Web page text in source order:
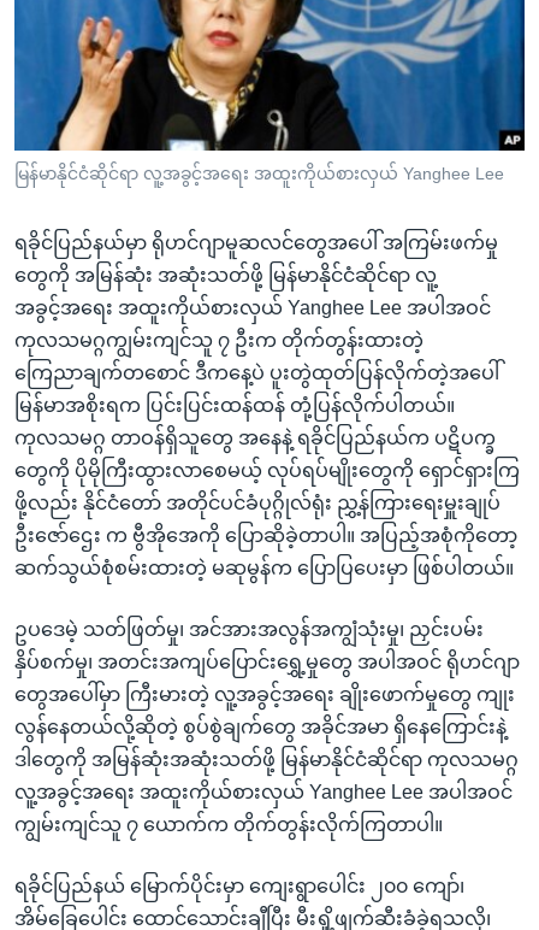
စာမျက်နှာ
ကြည့်
ရှာဖွေ
ရန်
နေရာ
သို့
ကျော်
ရန်
သုတပဒေသာ အင်္ဂလိပ်စာ
Learning English
ဗွီအိုအေ လူမှုကွန်ယက်များ
ဘာသာစကားများ
မြန်မာနိုင်ငံဆိုင်ရာ လူ့အခွင့်အရေး အထူးကိုယ်စားလှယ် Yanghee Lee
ရခိုင်ပြည်နယ်မှာ ရိုဟင်ဂျာမူဆလင်တွေအပေါ် အကြမ်းဖက်မှု
တွေကို အမြန်ဆုံး အဆုံးသတ်ဖို့ မြန်မာနိုင်ငံဆိုင်ရာ လူ့
အခွင့်အရေး အထူးကိုယ်စားလှယ် Yanghee Lee အပါအဝင်
ကုလသမဂ္ဂကျွမ်းကျင်သူ ၇ ဦးက တိုက်တွန်းထားတဲ့
ကြေညာချက်တစောင် ဒီကနေ့ပဲ ပူးတွဲထုတ်ပြန်လိုက်တဲ့အပေါ်
မြန်မာအစိုးရက ပြင်းပြင်းထန်ထန် တုံ့ပြန်လိုက်ပါတယ်။
ကုလသမဂ္ဂ တာဝန်ရှိသူတွေ အနေနဲ့ ရခိုင်ပြည်နယ်က ပဋိပက္ခ
တွေကို ပိုမိုကြီးထွားလာစေမယ့် လုပ်ရပ်မျိုးတွေကို ရှောင်ရှားကြ
ဖို့လည်း နိုင်ငံတော် အတိုင်ပင်ခံပုဂ္ဂိုလ်ရုံး ညွှ့န်ကြားရေးမှူးချုပ်
ဦးဇော်ဌေး က ဗွီအိုအေကို ပြောဆိုခဲ့တာပါ။ အပြည့်အစုံကိုတော့
ဆက်သွယ်စုံစမ်းထားတဲ့ မဆုမွန်က ပြောပြပေးမှာ ဖြစ်ပါတယ်။
ဥပဒေမဲ့ သတ်ဖြတ်မှု၊ အင်အားအလွန်အကျွံသုံးမှု၊ ညှင်းပမ်း
နှိပ်စက်မှု၊ အတင်းအကျပ်ပြောင်းရွှေ့မှုတွေ အပါအဝင် ရိုဟင်ဂျာ
တွေအပေါ်မှာ ကြီးမားတဲ့ လူ့အခွင့်အရေး ချိုးဖောက်မှုတွေ ကျုး
လွန်နေတယ်လို့ဆိုတဲ့ စွပ်စွဲချက်တွေ အခိုင်အမာ ရှိနေကြောင်းနဲ့
ဒါတွေကို အမြန်ဆုံးအဆုံးသတ်ဖို့ မြန်မာနိုင်ငံဆိုင်ရာ ကုလသမဂ္ဂ
လူ့အခွင့်အရေး အထူးကိုယ်စားလှယ် Yanghee Lee အပါအဝင်
ကျွမ်းကျင်သူ ၇ ယောက်က တိုက်တွန်းလိုက်ကြတာပါ။
ရခိုင်ပြည်နယ် မြောက်ပိုင်းမှာ ကျေးရွာပေါင်း ၂၀၀ ကျော်၊
အိမ်ခြေပေါင်း ထောင်သောင်းချီပြီး မီးရှို့ဖျက်ဆီးခံခဲ့ရသလို၊